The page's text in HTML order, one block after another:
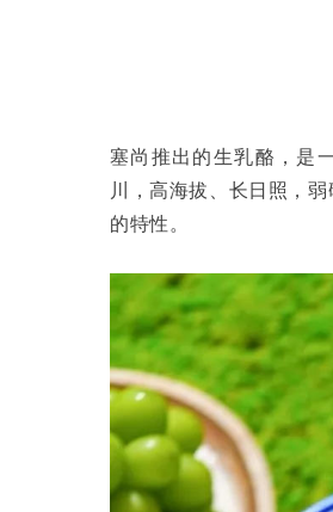
塞尚推出的生乳酪，是
川，高海拔、长日照，
的特性。